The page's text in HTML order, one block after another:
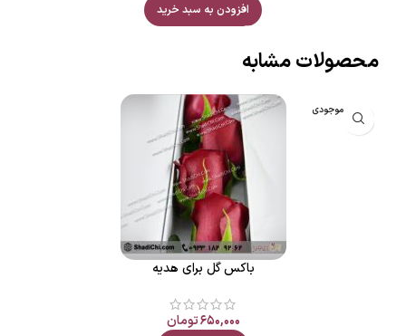
افزودن به سبد خرید
محصولات مشابه
اتمام موجودی
باکس گل برای هدیه
۶۵۰,۰۰۰تومان